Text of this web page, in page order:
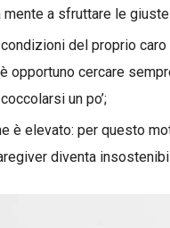
a sfruttare le
del proprio
opportuno cercare
un po’;
è elevato: per questo
diventa